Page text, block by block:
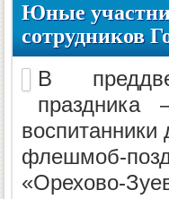
Юные
сотрудников
В
воспитанники
флешмоб-
«Орехово-